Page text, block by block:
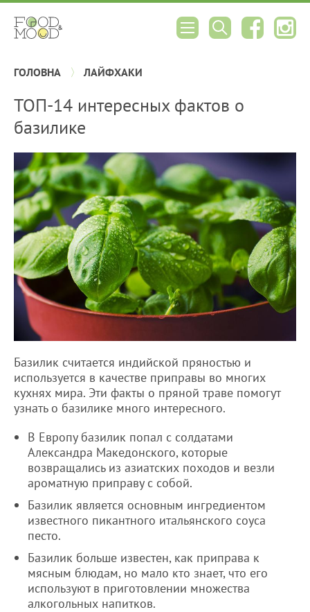
ГОЛОВНА ЛАЙФХАКИ
ТОП-14 интересных фактов о
базилике
Базилик считается индийской пряностью и
используется в качестве приправы во многих
кухнях мира. Эти факты о пряной траве помогут
узнать о базилике много интересного.
В Европу базилик попал с солдатами
Александра Македонского, которые
возвращались из азиатских походов и везли
ароматную приправу с собой.
Базилик является основным ингредиентом
известного пикантного итальянского соуса
песто.
Базилик больше известен, как приправа к
мясным блюдам, но мало кто знает, что его
используют в приготовлении множества
алкогольных напитков.